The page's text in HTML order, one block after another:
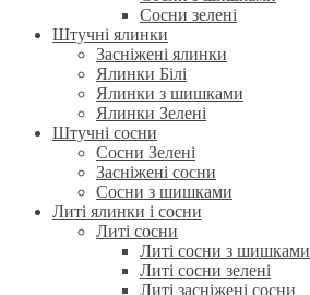
Сосни зелені
Штучні ялинки
Засніжені ялинки
Ялинки Білі
Ялинки з шишками
Ялинки Зелені
Штучні сосни
Сосни Зелені
Засніжені сосни
Сосни з шишками
Литі ялинки і сосни
Литі сосни
Литі сосни з шишками
Литі сосни зелені
Литі засніжені сосни